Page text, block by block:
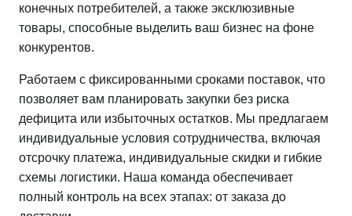
конечных потребителей, а также эксклюзивные
товары, способные выделить ваш бизнес на фоне
конкурентов.
Работаем с фиксированными сроками поставок, что
позволяет вам планировать закупки без риска
дефицита или избыточных остатков. Мы предлагаем
индивидуальные условия сотрудничества, включая
отсрочку платежа, индивидуальные скидки и гибкие
схемы логистики. Наша команда обеспечивает
полный контроль на всех этапах: от заказа до